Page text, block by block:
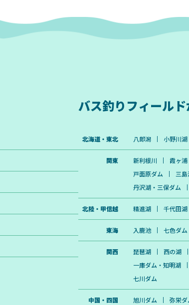
バス釣りフィールド
北海道・東北 八郎潟 小野川湖
関東 新利根川 霞ヶ浦
戸面原ダム
三
丹沢湖・三保ダム
北陸・甲信越 精進湖 千代田湖
東海 入鹿池 七色ダム
関西 琵琶湖 西の湖
一庫ダム・知明湖
七川ダム
中国・四国 旭川ダム 弥栄